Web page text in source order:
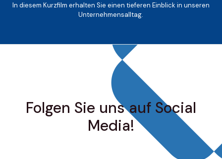
In diesem Kurzfilm erhalten Sie einen tieferen Einblick in unseren
Unternehmensalltag.
Folgen Sie uns auf Social
Media!